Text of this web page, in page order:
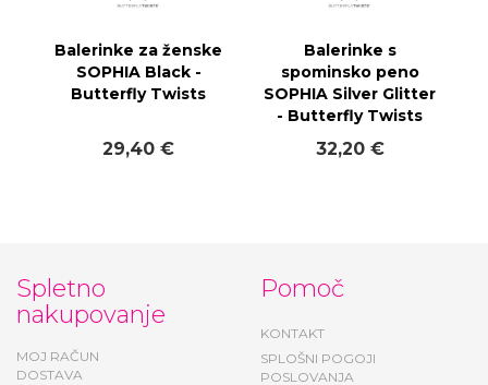
Balerinke za ženske
SOPHIA Black -
Butterfly Twists
29,40 €
Balerinke s
spominsko peno
SOPHIA Silver Glitter
- Butterfly Twists
32,20 €
Spletno
nakupovanje
MOJ RAČUN
DOSTAVA
Pomoč
KONTAKT
SPLOŠNI POGOJI
POSLOVANJA